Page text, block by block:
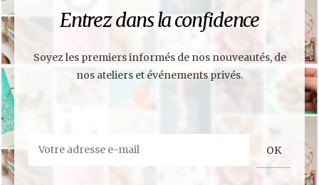
Entrez dans la confidence
Soyez les premiers informés de nos nouveautés, de
nos ateliers et événements privés.